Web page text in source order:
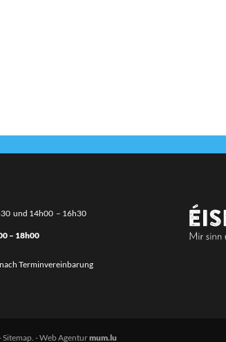
und 14h00 – 16h30
– 18h00
Terminvereinbarung
Sitemap. -Web Agenturmum.lu